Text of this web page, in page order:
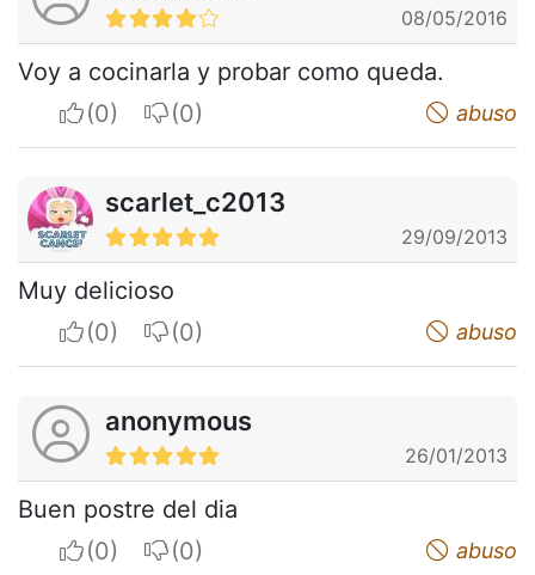
08/05/2016
Voy a cocinarla y probar como queda.
I apreciateI do not appreciate abuso
scarlet_c2013
29/09/2013
Muy delicioso
I apreciateI do not appreciate abuso
anonymous
26/01/2013
Buen postre del dia
I apreciateI do not appreciate abuso